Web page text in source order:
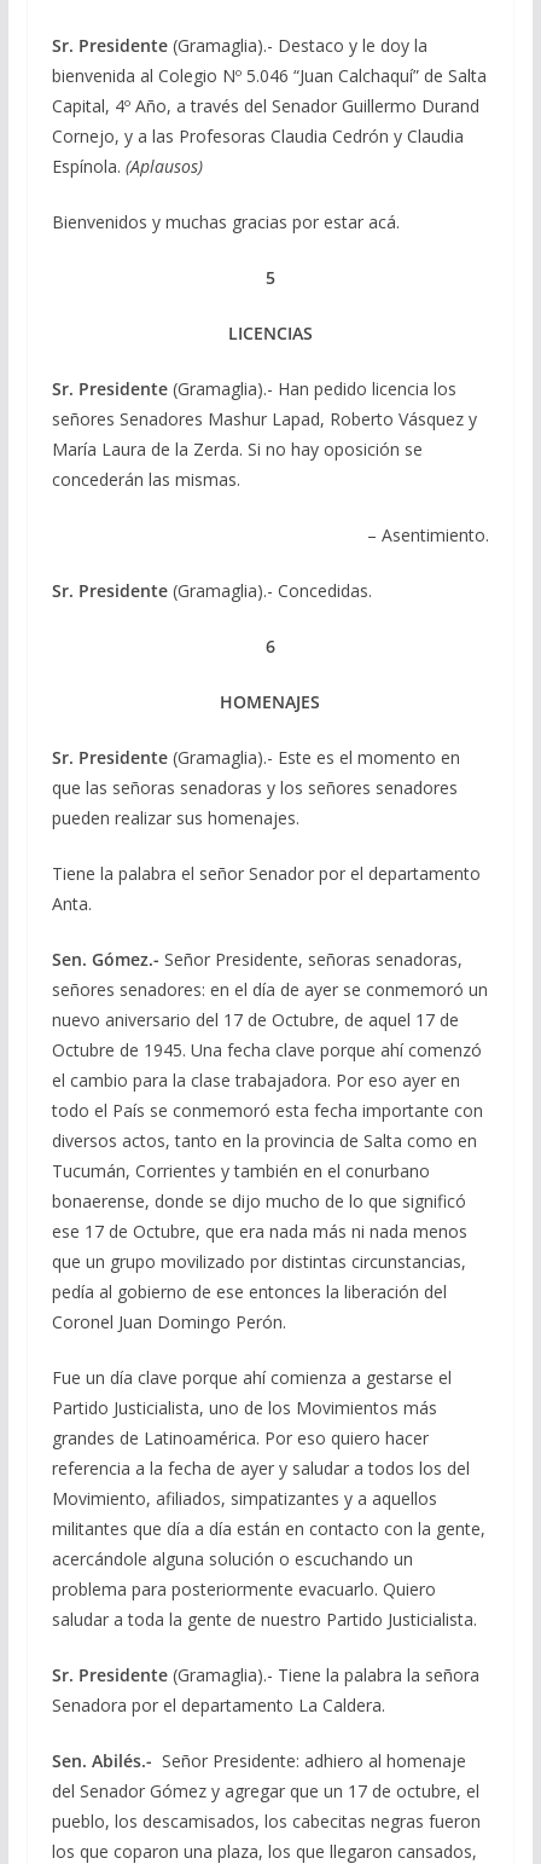
Sr. Presidente (Gramaglia).- Destaco y le doy la
bienvenida al Colegio Nº 5.046 “Juan Calchaquí” de Salta
Capital, 4º Año, a través del Senador Guillermo Durand
Cornejo, y a las Profesoras Claudia Cedrón y Claudia
Espínola. (Aplausos)
Bienvenidos y muchas gracias por estar acá.
5
LICENCIAS
Sr. Presidente(Gramaglia).- Han pedido licencia los
señores Senadores Mashur Lapad, Roberto Vásquez y
María Laura de la Zerda. Si no hay oposición se
concederán las mismas.
– Asentimiento.
Sr. Presidente(Gramaglia).- Concedidas.
6
HOMENAJES
Sr. Presidente(Gramaglia).- Este es el momento en
que las señoras senadoras y los señores senadores
pueden realizar sus homenajes.
Tiene la palabra el señor Senador por el departamento
Anta.
Sen. Gómez.- Señor Presidente, señoras senadoras,
señores senadores: en el día de ayer se conmemoró un
nuevo aniversario del 17 de Octubre, de aquel 17 de
Octubre de 1945. Una fecha clave porque ahí comenzó
el cambio para la clase trabajadora. Por eso ayer en
todo el País se conmemoró esta fecha importante con
diversos actos, tanto en la provincia de Salta como en
Tucumán, Corrientes y también en el conurbano
bonaerense, donde se dijo mucho de lo que significó
ese 17 de Octubre, que era nada más ni nada menos
que un grupo movilizado por distintas circunstancias,
pedía al gobierno de ese entonces la liberación del
Coronel Juan Domingo Perón.
Fue un día clave porque ahí comienza a gestarse el
Partido Justicialista, uno de los Movimientos más
grandes de Latinoamérica. Por eso quiero hacer
referencia a la fecha de ayer y saludar a todos los del
Movimiento, afiliados, simpatizantes y a aquellos
militantes que día a día están en contacto con la gente,
acercándole alguna solución o escuchando un
problema para posteriormente evacuarlo. Quiero
saludar a toda la gente de nuestro Partido Justicialista.
Sr. Presidente (Gramaglia).- Tiene la palabra la señora
Senadora por el departamento La Caldera.
Sen. Abilés.- Señor Presidente: adhiero al homenaje
del Senador Gómez y agregar que un 17 de octubre, el
pueblo, los descamisados, los cabecitas negras fueron
los que coparon una plaza, los que llegaron cansados,